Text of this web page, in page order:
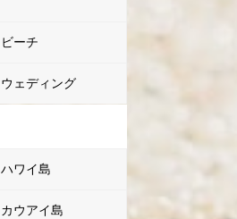
ビーチ
ウェディング
ハワイ島
カウアイ島